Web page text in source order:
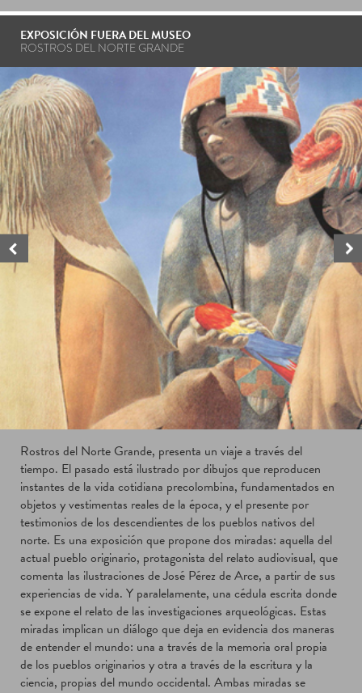
EXPOSICIÓN FUERA DEL MUSEO
ROSTROS DEL NORTE GRANDE
Rostros del Norte Grande, presenta un viaje a través del
tiempo. El pasado está ilustrado por dibujos que reproducen
instantes de la vida cotidiana precolombina, fundamentados en
objetos y vestimentas reales de la época, y el presente por
testimonios de los descendientes de los pueblos nativos del
norte. Es una exposición que propone dos miradas: aquella del
actual pueblo originario, protagonista del relato audiovisual, que
comenta las ilustraciones de José Pérez de Arce, a partir de sus
experiencias de vida. Y paralelamente, una cédula escrita donde
se expone el relato de las investigaciones arqueológicas. Estas
miradas implican un diálogo que deja en evidencia dos maneras
de entender el mundo: una a través de la memoria oral propia
de los pueblos originarios y otra a través de la escritura y la
ciencia, propias del mundo occidental. Ambas miradas se